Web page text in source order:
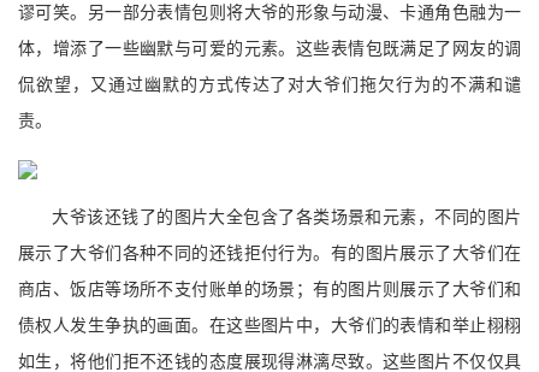
谬可笑。另一部分表情包则将大爷的形象与动漫、卡通角色融为一
体，增添了一些幽默与可爱的元素。这些表情包既满足了网友的调
侃欲望，又通过幽默的方式传达了对大爷们拖欠行为的不满和谴
责。
大爷该还钱了的图片大全包含了各类场景和元素，不同的图片
展示了大爷们各种不同的还钱拒付行为。有的图片展示了大爷们在
商店、饭店等场所不支付账单的场景；有的图片则展示了大爷们和
债权人发生争执的画面。在这些图片中，大爷们的表情和举止栩栩
如生，将他们拒不还钱的态度展现得淋漓尽致。这些图片不仅仅具